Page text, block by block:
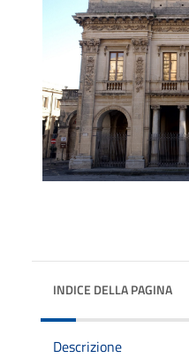
INDICE DELLA PAGINA
Descrizione